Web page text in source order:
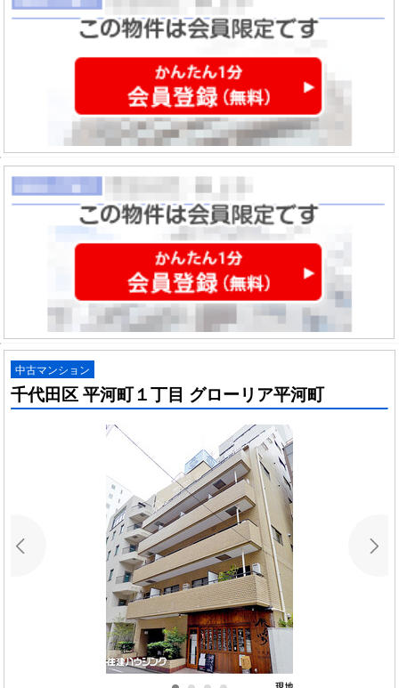
中古マンション
千代田区 平河町１丁目 グローリア平河町